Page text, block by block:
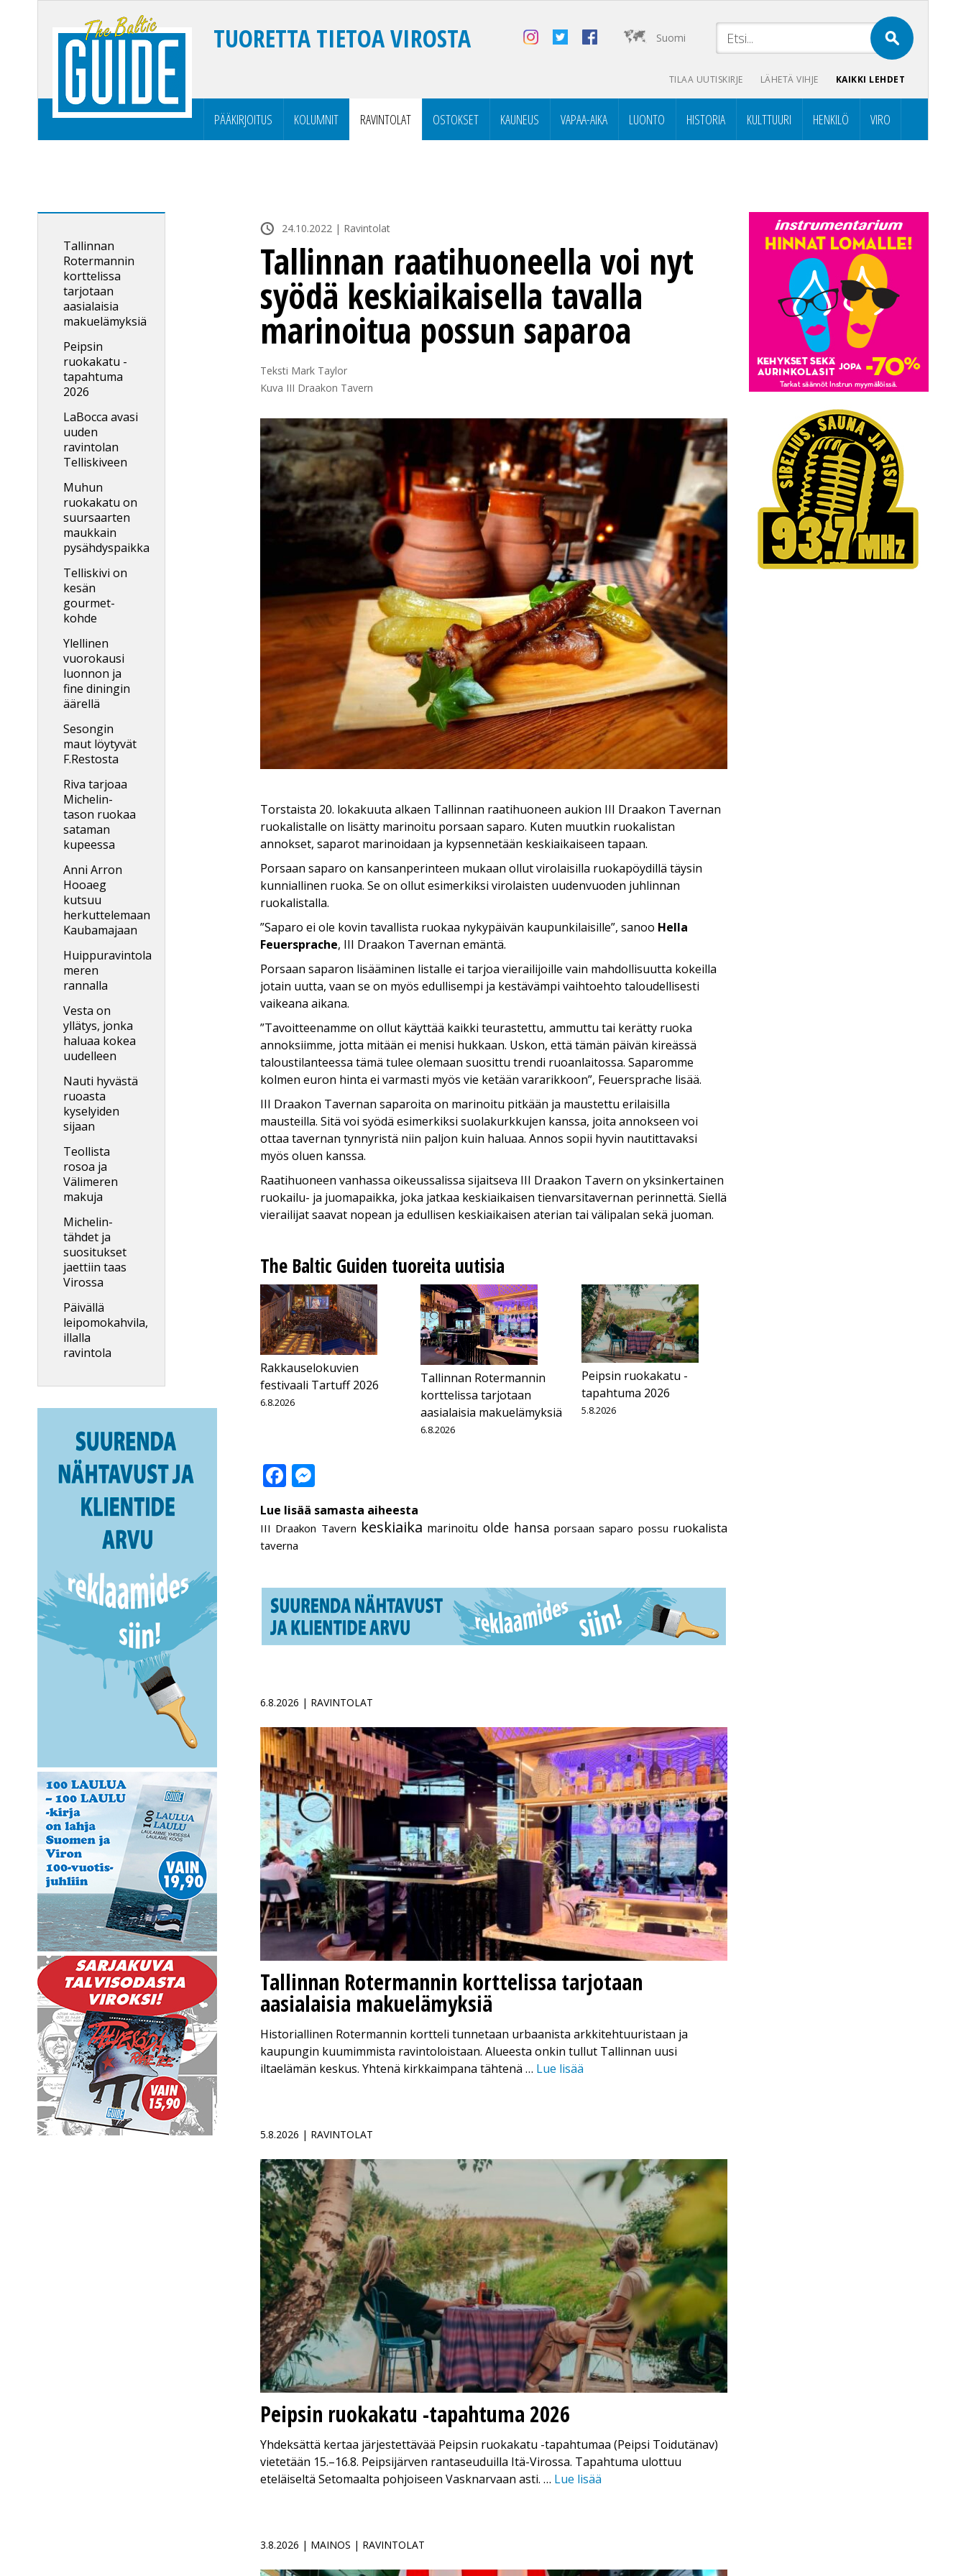
Suomi
TUORETTA TIETOA VIROSTA
TILAA UUTISKIRJE LÄHETÄ VIHJE KAIKKI LEHDET
PÄÄKIRJOITUS KOLUMNIT RAVINTOLAT OSTOKSET KAUNEUS VAPAA-AIKA LUONTO HISTORIA KULTTUURI HENKILÖ VIRO
Tallinnan
Rotermannin
korttelissa
tarjotaan
aasialaisia
makuelämyksiä
Peipsin
ruokakatu -
tapahtuma
2026
LaBocca avasi
uuden
ravintolan
Telliskiveen
Muhun
ruokakatu on
suursaarten
maukkain
pysähdyspaikka
Telliskivi on
kesän
gourmet-
kohde
Ylellinen
vuorokausi
luonnon ja
fine diningin
äärellä
Sesongin
maut löytyvät
F.Restosta
Riva tarjoaa
Michelin-
tason ruokaa
sataman
kupeessa
Anni Arron
Hooaeg
kutsuu
herkuttelemaan
Kaubamajaan
Huippuravintola
meren
rannalla
Vesta on
yllätys, jonka
haluaa kokea
uudelleen
Nauti hyvästä
ruoasta
kyselyiden
sijaan
Teollista
rosoa ja
Välimeren
makuja
Michelin-
tähdet ja
suositukset
jaettiin taas
Virossa
Päivällä
leipomokahvila,
illalla
ravintola
24.10.2022 | Ravintolat
Tallinnan raatihuoneella voi nyt
syödä keskiaikaisella tavalla
marinoitua possun saparoa
Teksti Mark Taylor
Kuva III Draakon Tavern
Torstaista 20. lokakuuta alkaen Tallinnan raatihuoneen aukion III Draakon Tavernan
ruokalistalle on lisätty marinoitu porsaan saparo. Kuten muutkin ruokalistan
annokset, saparot marinoidaan ja kypsennetään keskiaikaiseen tapaan.
Porsaan saparo on kansanperinteen mukaan ollut virolaisilla ruokapöydillä täysin
kunniallinen ruoka. Se on ollut esimerkiksi virolaisten uudenvuoden juhlinnan
ruokalistalla.
”Saparo ei ole kovin tavallista ruokaa nykypäivän kaupunkilaisille”, sanoo Hella
Feuersprache, III Draakon Tavernan emäntä.
Porsaan saparon lisääminen listalle ei tarjoa vierailijoille vain mahdollisuutta kokeilla
jotain uutta, vaan se on myös edullisempi ja kestävämpi vaihtoehto taloudellisesti
vaikeana aikana.
”Tavoitteenamme on ollut käyttää kaikki teurastettu, ammuttu tai kerätty ruoka
annoksiimme, jotta mitään ei menisi hukkaan. Uskon, että tämän päivän kireässä
taloustilanteessa tämä tulee olemaan suosittu trendi ruoanlaitossa. Saparomme
kolmen euron hinta ei varmasti myös vie ketään vararikkoon”, Feuersprache lisää.
III Draakon Tavernan saparoita on marinoitu pitkään ja maustettu erilaisilla
mausteilla. Sitä voi syödä esimerkiksi suolakurkkujen kanssa, joita annokseen voi
ottaa tavernan tynnyristä niin paljon kuin haluaa. Annos sopii hyvin nautittavaksi
myös oluen kanssa.
Raatihuoneen vanhassa oikeussalissa sijaitseva III Draakon Tavern on yksinkertainen
ruokailu- ja juomapaikka, joka jatkaa keskiaikaisen tienvarsitavernan perinnettä. Siellä
vierailijat saavat nopean ja edullisen keskiaikaisen aterian tai välipalan sekä juoman.
The Baltic Guiden tuoreita uutisia
Rakkauselokuvien
festivaali Tartuff 2026
6.8.2026
Tallinnan Rotermannin
korttelissa tarjotaan
aasialaisia makuelämyksiä
6.8.2026
Peipsin ruokakatu -
tapahtuma 2026
5.8.2026
Facebook
Lue lisää samasta aiheesta
III Draakon Tavern keskiaika marinoitu olde hansa porsaan saparo possu ruokalista
taverna
6.8.2026 | RAVINTOLAT
Tallinnan Rotermannin korttelissa tarjotaan
aasialaisia makuelämyksiä
Historiallinen Rotermannin kortteli tunnetaan urbaanista arkkitehtuuristaan ja
kaupungin kuumimmista ravintoloistaan. Alueesta onkin tullut Tallinnan uusi
iltaelämän keskus. Yhtenä kirkkaimpana tähtenä … Lue lisää
5.8.2026 | RAVINTOLAT
Peipsin ruokakatu -tapahtuma 2026
Yhdeksättä kertaa järjestettävää Peipsin ruokakatu -tapahtumaa (Peipsi Toidutänav)
vietetään 15.–16.8. Peipsijärven rantaseuduilla Itä-Virossa. Tapahtuma ulottuu
eteläiseltä Setomaalta pohjoiseen Vasknarvaan asti. … Lue lisää
3.8.2026 | MAINOS | RAVINTOLAT